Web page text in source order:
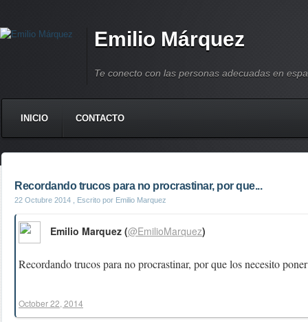
Emilio Márquez
Te conecto con las personas adecuadas en
INICIO CONTACTO
Recordando trucos para no procrastinar, por que...
22 Octubre 2014 , Escrito por Emilio Marquez
Recordando trucos para no procrastinar, por que los necesito
Emilio Marquez (@EmilioMarquez)
October 22, 2014